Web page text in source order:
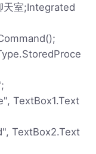
室;Integrated
TextBox1.Text
TextBox2.Text